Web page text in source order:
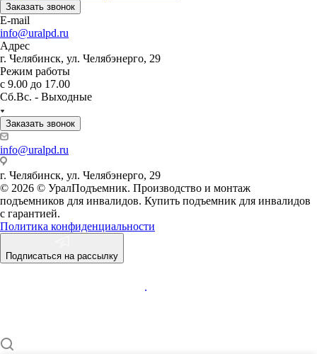
Заказать звонок
E-mail
info@uralpd.ru
Адрес
г. Челябинск, ул. Челябэнерго, 29
Режим работы
с 9.00 до 17.00
Сб.Вс. - Выходные
Заказать звонок
info@uralpd.ru
г. Челябинск, ул. Челябэнерго, 29
© 2026 © УралПодъемник. Производство и монтаж
подъемников для инвалидов. Купить подъемник для инвалидов
с гарантией.
Политика конфиденциальности
Подписаться на рассылку
.